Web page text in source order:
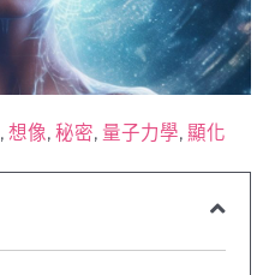
, 想像, 秘密, 量子力學, 顯化